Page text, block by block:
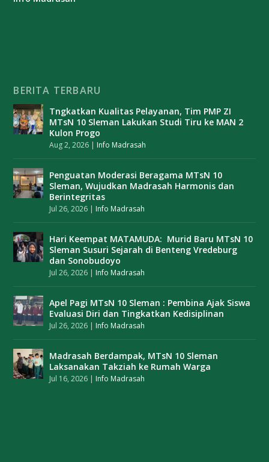
BERITA TERBARU
Tngkatkan Kualitas Pelayanan, Tim PMP ZI
MTsN 10 Sleman Lakukan Studi Tiru ke MAN 2
Kulon Progo
Aug 2, 2026 | Info Madrasah
Penguatan Moderasi Beragama MTsN 10
Sleman, Wujudkan Madrasah Harmonis dan
Berintegritas
Jul 26, 2026 | Info Madrasah
Hari Keempat MATAMUDA: Murid Baru MTsN 10
Sleman Susuri Sejarah di Benteng Vredeburg
dan Sonobudoyo
Jul 26, 2026 | Info Madrasah
Apel Pagi MTsN 10 Sleman : Pembina Ajak Siswa
Evaluasi Diri dan Tingkatkan Kedisiplinan
Jul 26, 2026 | Info Madrasah
Madrasah Berdampak, MTsN 10 Sleman
Laksanakan Takziah ke Rumah Warga
Jul 16, 2026 | Info Madrasah